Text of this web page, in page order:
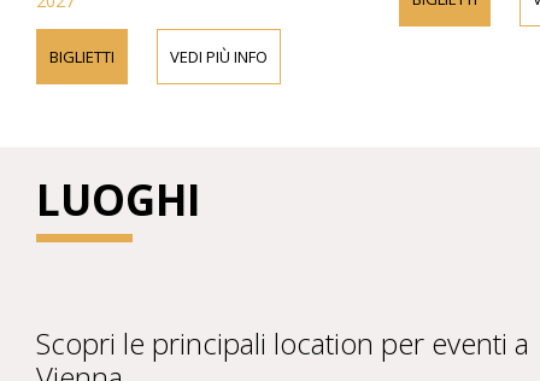
BIGLIETTI VEDI PIÙ INFO
LUOGHI
Scopri le principali location per eventi a